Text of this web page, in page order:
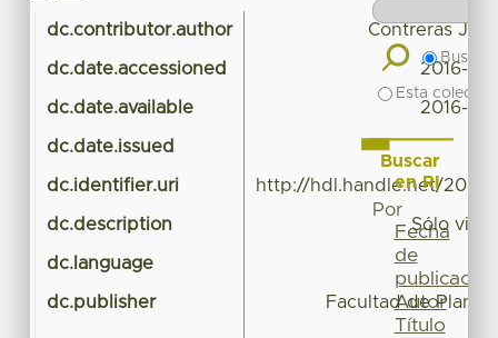
dc.contributor.author Contreras
dc.date.accessioned 2016-
dc.date.available 2016-
dc.date.issued
dc.identifier.uri http://hdl.handle.net/
dc.description Sólo
dc.language
dc.publisher Facultad de
Buscar
Esta
Buscar
en RI
Por
Fecha
de
publicación
Autor
Título